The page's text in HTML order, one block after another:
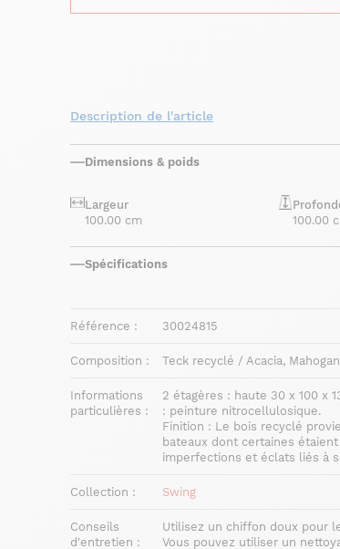
Description de l'article
Dimensions & poids
Largeur
100.00 cm
100.00
Spécifications
Référence : 30024815
Composition : Teck recyclé / Acacia,
Informations
particulières :
2 étagères : haute 30 x 100 x
: peinture nitrocellulosique.
Finition : Le bois recyclé
bateaux dont certaines
imperfections et éclats liés à
Collection : Swing
Conseils
d'entretien :
Utilisez un chiffon doux pour
Vous pouvez utiliser un